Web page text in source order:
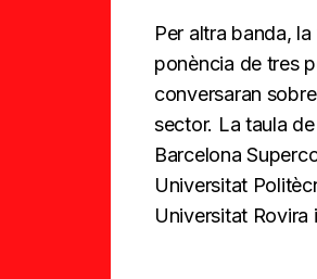
Per altra banda,
ponència de tres
conversaran
sector. La taula
Barcelona
Universitat
Universitat